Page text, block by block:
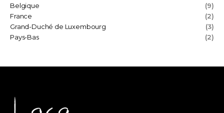
Belgique
(9)
France
(2)
Grand-Duché de Luxembourg
(3)
Pays-Bas
(2)